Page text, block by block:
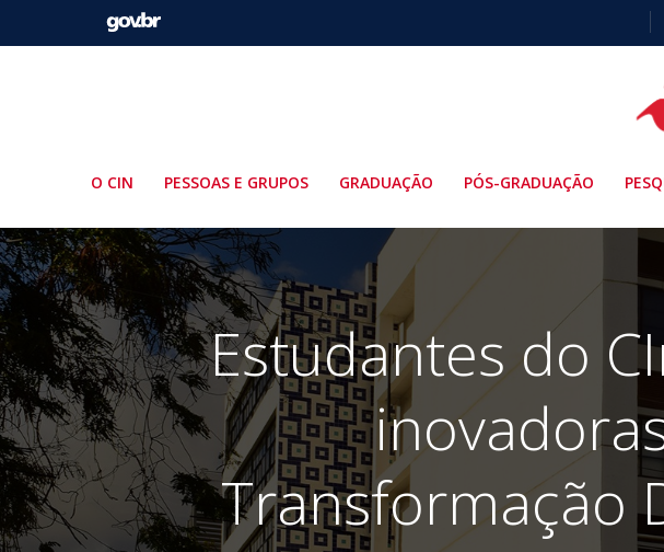
O CIN PESSOAS E GRUPOS GRADUAÇÃO PÓS-GRADUAÇÃO
Estudantes do
Transformação